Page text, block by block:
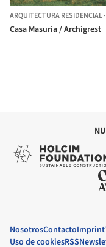
ARQUITECTURA RESIDENCIAL·
Casa Masuria / Archigrest